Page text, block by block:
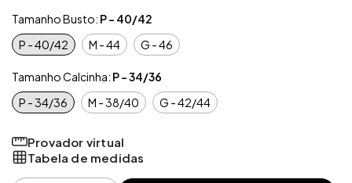
Tamanho Busto: P - 40/42
P - 40/42
M - 44 G - 46
Tamanho Calcinha: P - 34/36
P - 34/36
M - 38/40 G - 42/44
Provador virtual
Tabela de medidas